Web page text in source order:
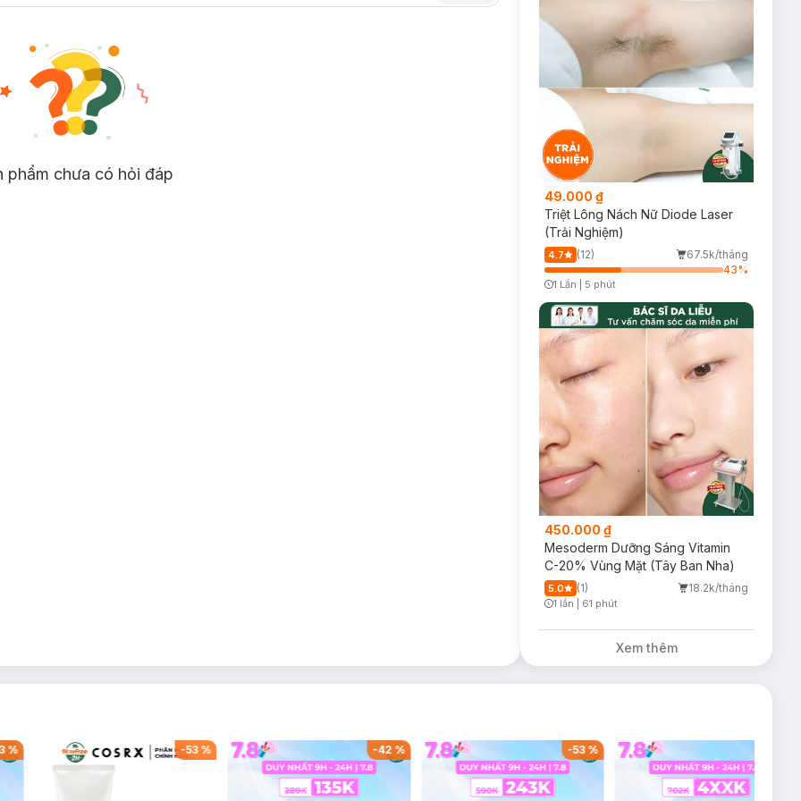
Ceramide
của da và thúc đẩy quá trình lão hóa.
cao cùng loại, đồng thời bổ sung độ ẩm và dinh dưỡng vào sâu bên trong da, làm mờ nếp
phẩm chưa có hỏi đáp
49.000 ₫
Triệt Lông Nách Nữ Diode Laser
(Trải Nghiệm)
4.7 (12)
67.5k/tháng
43%
Timer Gray Icon
1 Lần 5 phút
450.000 ₫
Mesoderm Dưỡng Sáng Vitamin
C-20% Vùng Mặt (Tây Ban Nha)
5.0 (1) 18.2k/tháng
1 lần 61 phút
Xem thêm
% -53% -42 % -53%